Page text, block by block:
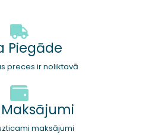
Piegāde
preces ir noliktavā
maksājumi